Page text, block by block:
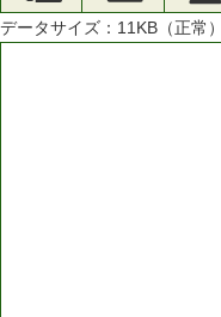
データサイズ： 11 KB（正常）